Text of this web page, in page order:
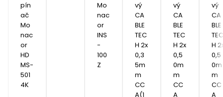
pín
ač
Mo
nac
or
HD
MS-
501
4K
Mo
nac
or
INS
-
100
Z
vý
CA
BLE
TEC
H 2x
0,3
5m
m
CC
A(1
vý
CA
BLE
TEC
H 2x
0,5
0m
m
CC
A
vý
CA
BLE
TEC
H
0,5
0m
m
CC
A